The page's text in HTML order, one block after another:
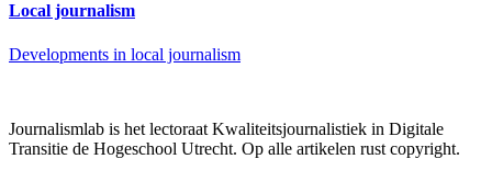
Local journalism
Developments in local journalism
Journalismlab is het lectoraat Kwaliteitsjournalistiek in Digitale
Transitie de Hogeschool Utrecht. Op alle artikelen rust copyright.